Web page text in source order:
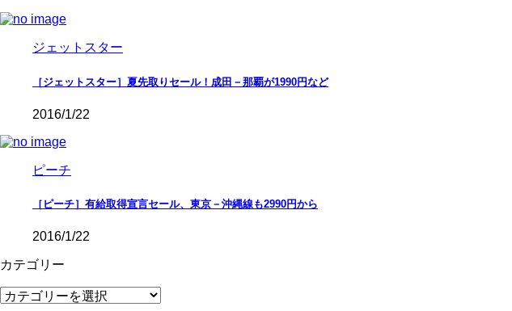
ジェットスター
［ジェットスター］夏先取りセール！成田－那覇が1990円など
2016/1/22
ピーチ
［ピーチ］有給取得宣言セール、東京－沖縄線も2990円から
2016/1/22
カテゴリー
カ